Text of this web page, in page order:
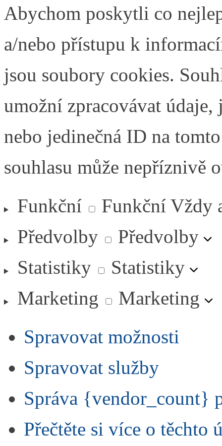
Abychom poskytli co
a/nebo přístupu k
jsou soubory cookies.
umožní zpracovávat
nebo jedinečná ID na
souhlasu může nepříznivě
Funkční
Funkční Vždy
Předvolby
Předvolby
Statistiky
Statistiky
Marketing
Marketing
Spravovat možnosti
Spravovat služby
Správa {vendor_count}
Přečtěte si více o těchto